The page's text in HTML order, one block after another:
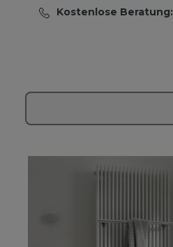
Kostenlose Beratung: